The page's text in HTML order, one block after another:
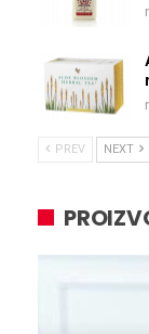
PREV NEXT